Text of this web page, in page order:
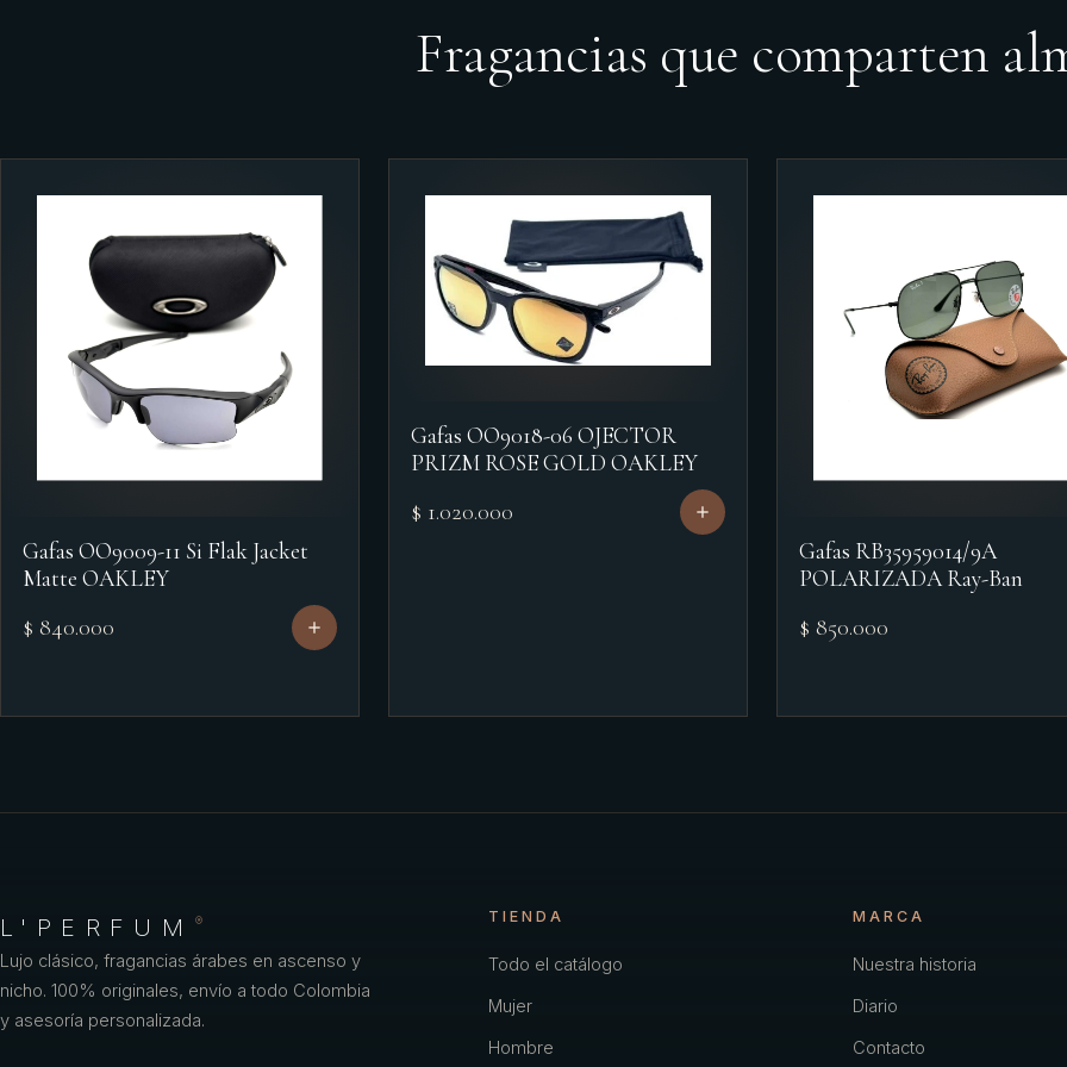
Fragancias que comparten
Gafas OO9009-11 Si Flak Jacket
Matte OAKLEY
$ 840.000
Gafas OO9018-06 OJECTOR
PRIZM ROSE GOLD OAKLEY
$ 1.020.000
Gafas RB35959014/9A
POLARIZADA Ray-Ban
$ 850.000
L'PERFUM ®
Lujo clásico, fragancias árabes en ascenso y
nicho. 100% originales, envío a todo Colombia
y asesoría personalizada.
TIENDA
Todo el catálogo
Mujer
Hombre
MARCA
Nuestra historia
Diario
Contacto